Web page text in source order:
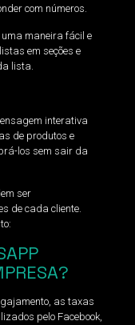
com números.
maneira fácil e
em seções e
lista.
interativa
de produtos e
los sem sair da
ser
de cada cliente.
as taxas
pelo Facebook,